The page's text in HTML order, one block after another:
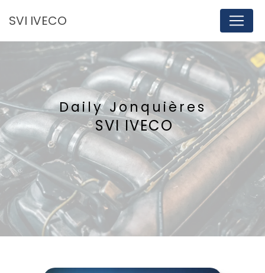
SVI IVECO
Daily Jonquières
SVI IVECO